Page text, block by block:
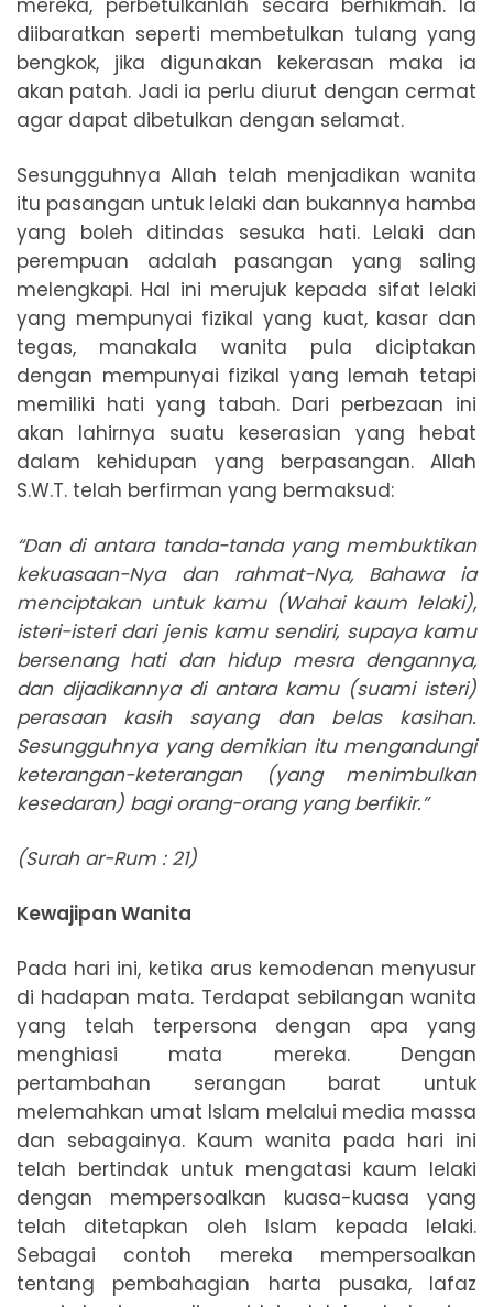
mereka, perbetulkanlah secara berhikmah. Ia
diibaratkan seperti membetulkan tulang yang
bengkok, jika digunakan kekerasan maka ia
akan patah. Jadi ia perlu diurut dengan cermat
agar dapat dibetulkan dengan selamat.
Sesungguhnya Allah telah menjadikan wanita
itu pasangan untuk lelaki dan bukannya hamba
yang boleh ditindas sesuka hati. Lelaki dan
perempuan adalah pasangan yang saling
melengkapi. Hal ini merujuk kepada sifat lelaki
yang mempunyai fizikal yang kuat, kasar dan
tegas, manakala wanita pula diciptakan
dengan mempunyai fizikal yang lemah tetapi
memiliki hati yang tabah. Dari perbezaan ini
akan lahirnya suatu keserasian yang hebat
dalam kehidupan yang berpasangan. Allah
S.W.T. telah berfirman yang bermaksud:
“Dan di antara tanda-tanda yang membuktikan
kekuasaan-Nya dan rahmat-Nya, Bahawa ia
menciptakan untuk kamu (Wahai kaum lelaki),
isteri-isteri dari jenis kamu sendiri, supaya kamu
bersenang hati dan hidup mesra dengannya,
dan dijadikannya di antara kamu (suami isteri)
perasaan kasih sayang dan belas kasihan.
Sesungguhnya yang demikian itu mengandungi
keterangan-keterangan (yang menimbulkan
kesedaran) bagi orang-orang yang berfikir.”
(Surah ar-Rum : 21)
Kewajipan Wanita
Pada hari ini, ketika arus kemodenan menyusur
di hadapan mata. Terdapat sebilangan wanita
yang telah terpersona dengan apa yang
menghiasi mata mereka. Dengan
pertambahan serangan barat untuk
melemahkan umat Islam melalui media massa
dan sebagainya. Kaum wanita pada hari ini
telah bertindak untuk mengatasi kaum lelaki
dengan mempersoalkan kuasa-kuasa yang
telah ditetapkan oleh Islam kepada lelaki.
Sebagai contoh mereka mempersoalkan
tentang pembahagian harta pusaka, lafaz